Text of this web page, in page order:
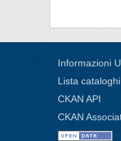
Informazioni
Lista cataloghi
CKAN API
CKAN